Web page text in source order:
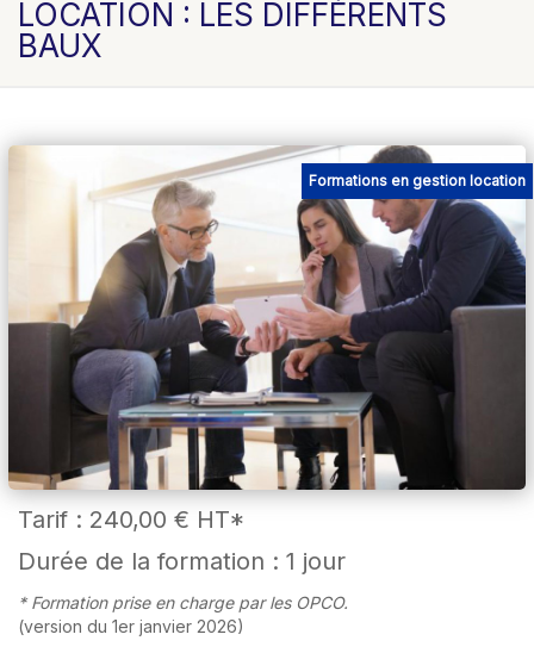
LOCATION : LES DIFFÉRENTS
BAUX
Formations en gestion location
Tarif : 240,00 € HT*
Durée de la formation : 1 jour
* Formation prise en charge par les OPCO.
(version du 1er janvier 2026)